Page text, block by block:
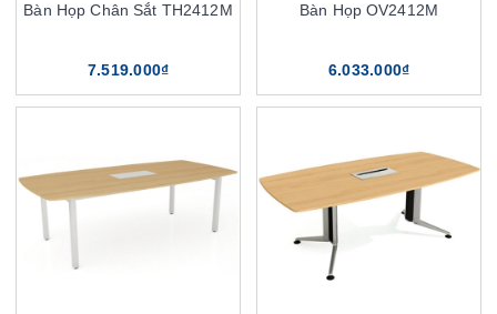
Bàn Họp Chân Sắt TH2412M
7.519.000₫
Bàn Họp OV2412M
6.033.000₫